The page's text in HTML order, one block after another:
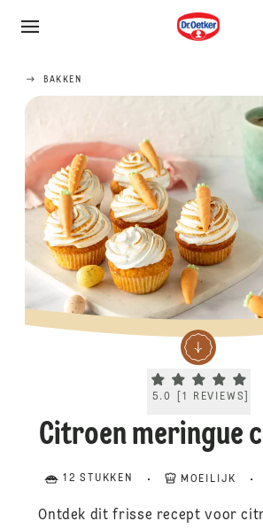
BAKKEN
Current
5.0 [1 REVIEWS
Citroen meringue
12 STUKKEN MOEILIJK
Ontdek dit frisse recept voor